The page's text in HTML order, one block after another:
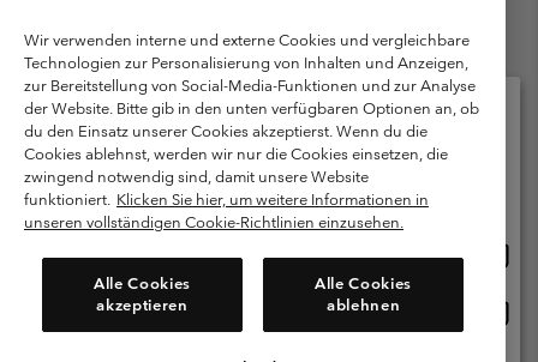
München Deutschland. Alle Rechte vorbehalten.
Nutzungsbedingungen
Allgemeine Verkaufsbedingungen
Garantie
Datenschutzerklärung
Bestimmungen und Bedingungen des Mitglieder Programms
Nutzungsbedingungen Für Nutzergenerierte Inhalte
Cookies
Public CBCR
Kundenservice: Mo- Fr. 9:00 - 13:00 & 14:00- 18:00 Uhr
(+)498912081004
Wir verwenden interne und externe Cookies und vergleichbare
Technologien zur Personalisierung von Inhalten und Anzeigen,
zur Bereitstellung von Social-Media-Funktionen und zur Analyse
der Website. Bitte gib in den unten verfügbaren Optionen an, ob
du den Einsatz unserer Cookies akzeptierst. Wenn du die
Cookies ablehnst, werden wir nur die Cookies einsetzen, die
zwingend notwendig sind, damit unsere Website
funktioniert. Klicken Sie hier, um weitere Informationen in
unseren vollständigen Cookie-Richtlinien einzusehen.
Alle Cookies
akzeptieren
Alle Cookies
ablehnen
Bitte wählen Sie Ihr Lieferland und Ihre Sprache
Online-Einkauf verfügbar
Deutschland